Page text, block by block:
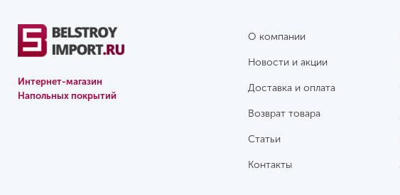
Интернет-магазин
Напольных покрытий
О компании
Новости и акции
Доставка и оплата
Возврат товара
Статьи
Контакты